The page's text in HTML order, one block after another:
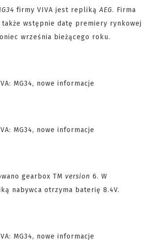
firmy VIVA jest replikąAEG. Firma
także wstępnie datę premiery rynkowej
września bieżącego roku.
gearbox TM version 6. W
nabywca otrzyma baterię 8.4V.